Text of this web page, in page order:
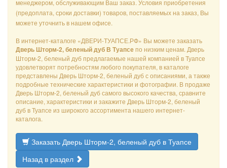
менеджером, обслуживающим Ваш заказ. Условия приобретения
(предоплата, сроки доставки) товаров, поставляемых на заказ, Вы
можете уточнить в нашем офисе.
В интернет-каталоге «ДВЕРИ-ТУАПСЕ.РФ» Вы можете заказать
Дверь Шторм-2, беленый дуб В Туапсепо низким ценам. Дверь
Шторм-2, беленый дуб предлагаемые нашей компанией в Туапсе
удовлетворят потребностям любого покупателя, в каталоге
представлены Дверь Шторм-2, беленый дуб с описаниями, а также
подробные технические характеристики и фотографии. В продаже
Дверь Шторм-2, беленый дуб самого высокого качества, сравните
описание, характеристики и закажите Дверь Шторм-2, беленый
дуб в Туапсе из широкого ассортимента нашего интернет-
каталога.
Заказать Дверь Шторм-2, беленый дуб в Туапсе
Назад в раздел